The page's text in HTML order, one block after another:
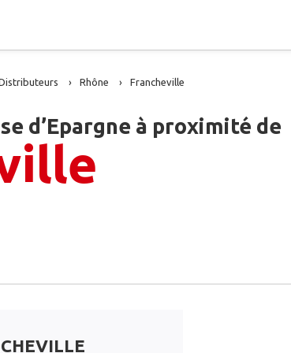
Rhône Francheville
d’Epargne à proximité de